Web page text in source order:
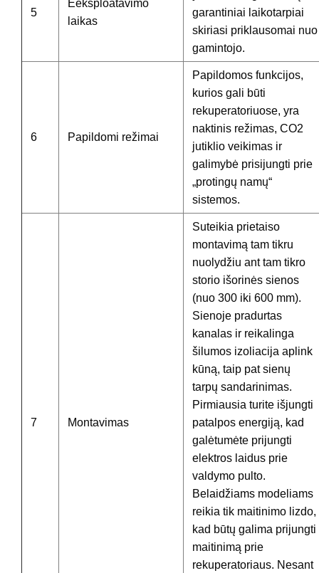
5
Eeksploatavimo
laikas
garantiniai laikotarpiai
skiriasi priklausomai nuo
gamintojo.
6 Papildomi režimai
Papildomos funkcijos,
kurios gali būti
rekuperatoriuose, yra
naktinis režimas, CO2
jutiklio veikimas ir
galimybė prisijungti prie
„protingų namų“
sistemos.
7 Montavimas
Suteikia prietaiso
montavimą tam tikru
nuolydžiu ant tam tikro
storio išorinės sienos
(nuo 300 iki 600 mm).
Sienoje pradurtas
kanalas ir reikalinga
šilumos izoliacija aplink
kūną, taip pat sienų
tarpų sandarinimas.
Pirmiausia turite išjungti
patalpos energiją, kad
galėtumėte prijungti
elektros laidus prie
valdymo pulto.
Belaidžiams modeliams
reikia tik maitinimo lizdo,
kad būtų galima prijungti
maitinimą prie
rekuperatoriaus. Nesant